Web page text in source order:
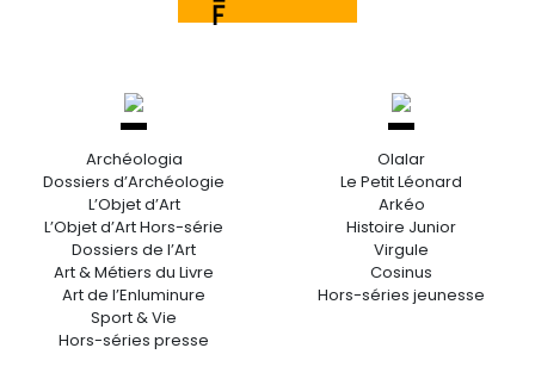
Archéologia
Dossiers d’Archéologie
L’Objet d’Art
L’Objet d’Art Hors-série
Dossiers de l’Art
Art & Métiers du Livre
Art de l’Enluminure
Sport & Vie
Hors-séries presse
Olalar
Le Petit Léonard
Arkéo
Histoire Junior
Virgule
Cosinus
Hors-séries jeunesse